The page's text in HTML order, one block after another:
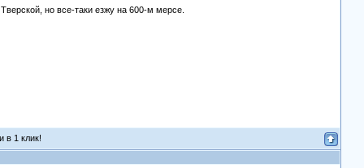
но все-таки езжу на 600-м мерсе.
в 1 клик!